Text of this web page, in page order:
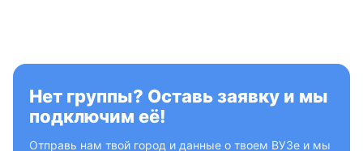
Нет группы? Оставь заявку и мы
подключим её!
Отправь нам твой город и данные о твоем ВУЗе и мы